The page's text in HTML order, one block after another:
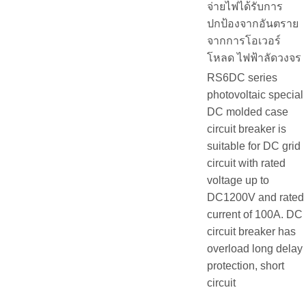
จ่ายไฟได้รับการ
ปกป้องจากอันตราย
จากการโอเวอร์
โหลด ไฟฟ้าลัดวงจร
RS6DC series
photovoltaic special
DC molded case
circuit breaker is
suitable for DC grid
circuit with rated
voltage up to
DC1200V and rated
current of 100A. DC
circuit breaker has
overload long delay
protection, short
circuit